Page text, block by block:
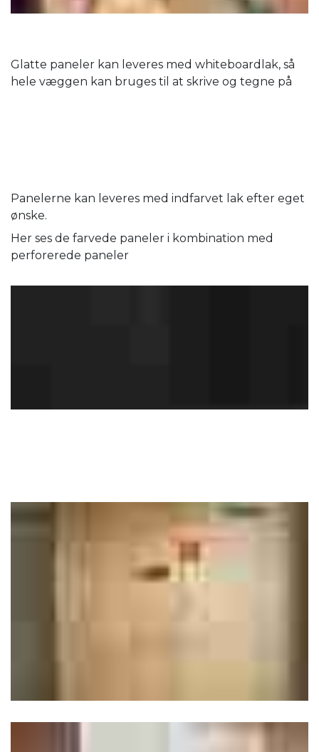
Glatte paneler kan leveres med whiteboardlak, så
hele væggen kan bruges til at skrive og tegne på
Panelerne kan leveres med indfarvet lak efter eget
ønske.
Her ses de farvede paneler i kombination med
perforerede paneler